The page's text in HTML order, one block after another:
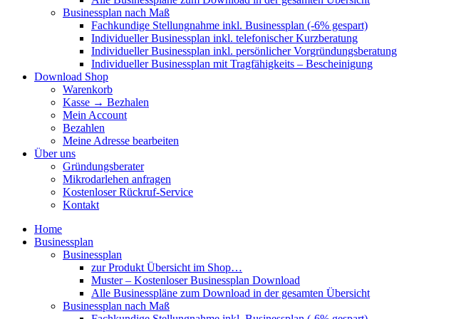
Businessplan nach Maß
Fachkundige Stellungnahme inkl. Businessplan (-6% gespart)
Individueller Businessplan inkl. telefonischer Kurzberatung
Individueller Businessplan inkl. persönlicher Vorgründungsberatung
Individueller Businessplan mit Tragfähigkeits – Bescheinigung
Download Shop
Warenkorb
Kasse → Bezhalen
Mein Account
Bezahlen
Meine Adresse bearbeiten
Über uns
Gründungsberater
Mikrodarlehen anfragen
Kostenloser Rückruf-Service
Kontakt
Home
Businessplan
Businessplan
zur Produkt Übersicht im Shop…
Muster – Kostenloser Businessplan Download
Alle Businesspläne zum Download in der gesamten Übersicht
Businessplan nach Maß